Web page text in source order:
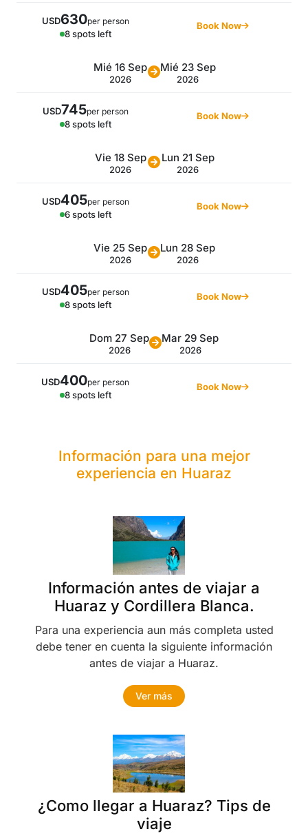
USD630per person
8 spots left
Book Now
Mié 16 Sep
2026
Mié 23 Sep
2026
USD745per person
8 spots left
Book Now
Vie 18 Sep
2026
Lun 21 Sep
2026
USD405per person
6 spots left
Book Now
Vie 25 Sep
2026
Lun 28 Sep
2026
USD405per person
8 spots left
Book Now
Dom 27 Sep
2026
Mar 29 Sep
2026
USD400per person
8 spots left
Book Now
Información para una mejor
experiencia en Huaraz
Información antes de viajar a
Huaraz y Cordillera Blanca.
Para una experiencia aun más completa usted
debe tener en cuenta la siguiente información
antes de viajar a Huaraz.
Ver más
¿Como llegar a Huaraz? Tips de
viaje